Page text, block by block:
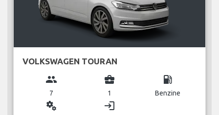
VOLKSWAGEN TOURAN
group
7
business_center
1
local_gas_station
Benzine
miscellaneous_services login